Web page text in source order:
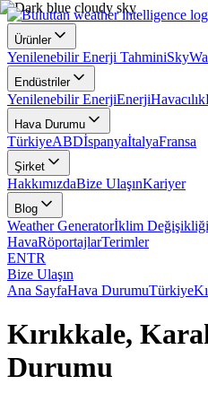
Ürünler
Yenilenebilir Enerji Tahmini
Endüstriler
Yenilenebilir EnerjiEnerjiHavacılık
Hava Durumu
TürkiyeABDİspanyaİtalyaFransa
Şirket
HakkımızdaBize UlaşınKariyer
Blog
Weather Generatorİklim Değişikliği
HavaRöportajlarTerimler
ENTR
Bize Ulaşın
Ana SayfaHava DurumuTürkiye
Kırıkkale,
Durumu